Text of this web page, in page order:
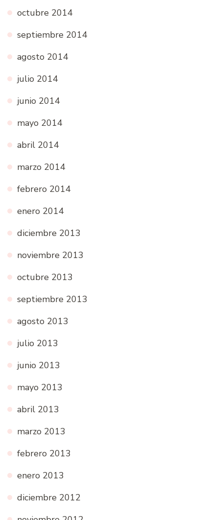
octubre 2014
septiembre 2014
agosto 2014
julio 2014
junio 2014
mayo 2014
abril 2014
marzo 2014
febrero 2014
enero 2014
diciembre 2013
noviembre 2013
octubre 2013
septiembre 2013
agosto 2013
julio 2013
junio 2013
mayo 2013
abril 2013
marzo 2013
febrero 2013
enero 2013
diciembre 2012